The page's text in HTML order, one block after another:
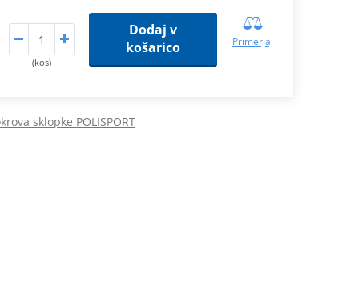
(kos)
Dodaj v
košarico
Primerjaj
sklopke POLISPORT